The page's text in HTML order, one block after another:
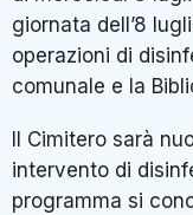
giornata dell’8
operazioni di
comunale e la
Il Cimitero sarà
intervento di
programma si